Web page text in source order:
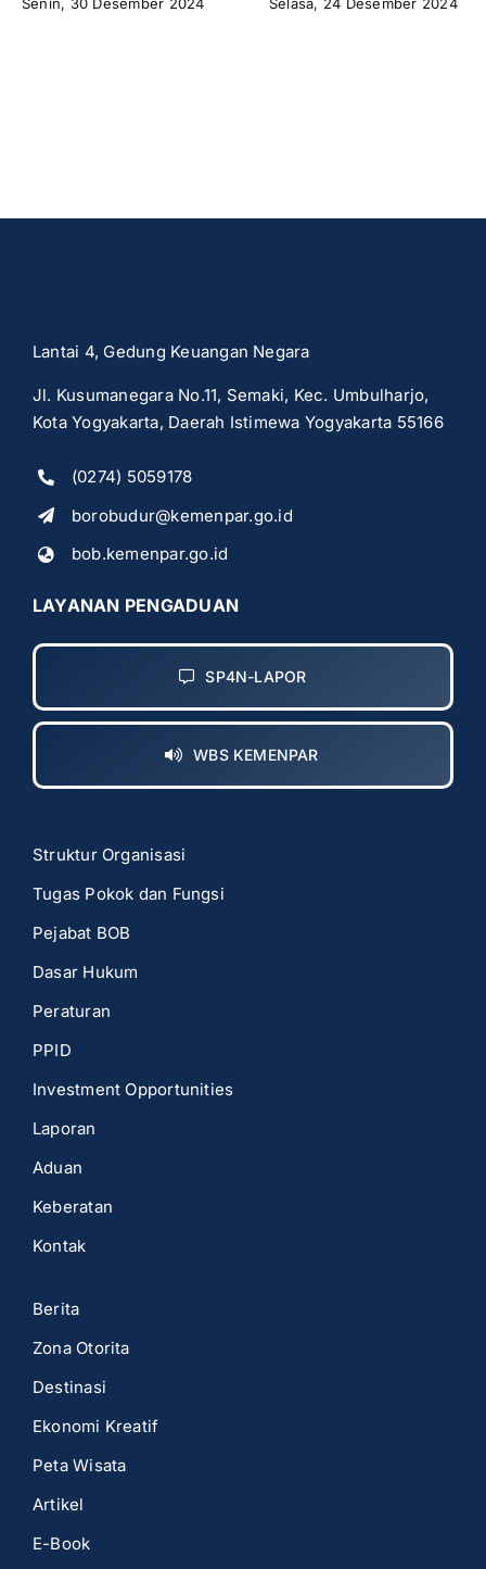
Lantai 4, Gedung Keuangan Negara
Jl. Kusumanegara No.11, Semaki, Kec. Umbulharjo,
Kota Yogyakarta, Daerah Istimewa Yogyakarta 55166
(0274) 5059178
borobudur@kemenpar.go.id
bob.kemenpar.go.id
LAYANAN PENGADUAN
SP4N-LAPOR
WBS KEMENPAR
Struktur Organisasi
Tugas Pokok dan Fungsi
Pejabat BOB
Dasar Hukum
Peraturan
PPID
Investment Opportunities
Laporan
Aduan
Keberatan
Kontak
Berita
Zona Otorita
Destinasi
Ekonomi Kreatif
Peta Wisata
Artikel
E-Book